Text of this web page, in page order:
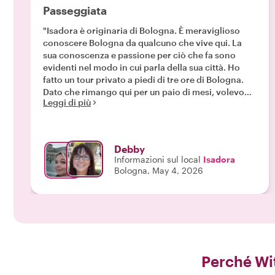
Passeggiata
"Isadora è originaria di Bologna. È meraviglioso
conoscere Bologna da qualcuno che vive qui. La
sua conoscenza e passione per ciò che fa sono
evidenti nel modo in cui parla della sua città. Ho
fatto un tour privato a piedi di tre ore di Bologna.
Dato che rimango qui per un paio di mesi, volevo
sapere non solo della sua storia, ma anche di come
locali, mi ha parlato della pasta - dove comprarla e
la differenza tra fatta a mano e fatta a macchina, mi
ha raccontato la storia di Bologna mentre
visitavamo diversi siti storici, e si è assicurata di
di sapere sulla sua città. Le avevo scritto diverse
Leggi di più
Debby
Informazioni sul local Isadora
Bologna, May 4, 2026
Perché